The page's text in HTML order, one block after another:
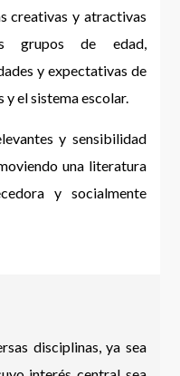
creativas y atractivas
grupos de edad,
y expectativas de
y el sistema escolar.
y sensibilidad
una literatura
y socialmente
disciplinas, ya sea